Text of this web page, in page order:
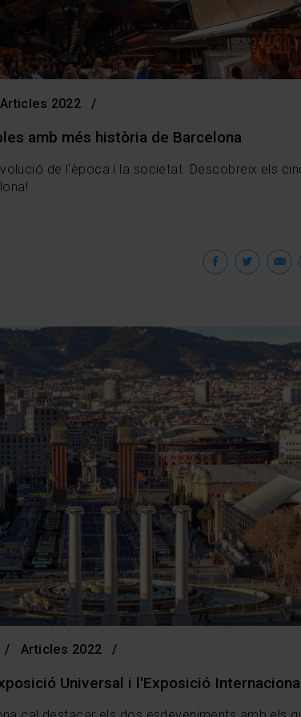
Articles 2022
amb més història de Barcelona
de l'època i la societat. Descobreix els
Articles 2022
Universal i l'Exposició